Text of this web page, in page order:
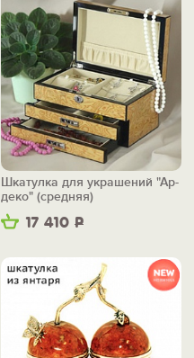
17 410 Р
Шкатулка для украшений "Ар-
деко" (средняя)